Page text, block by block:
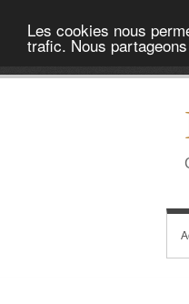
Les cookies nous
trafic. Nous